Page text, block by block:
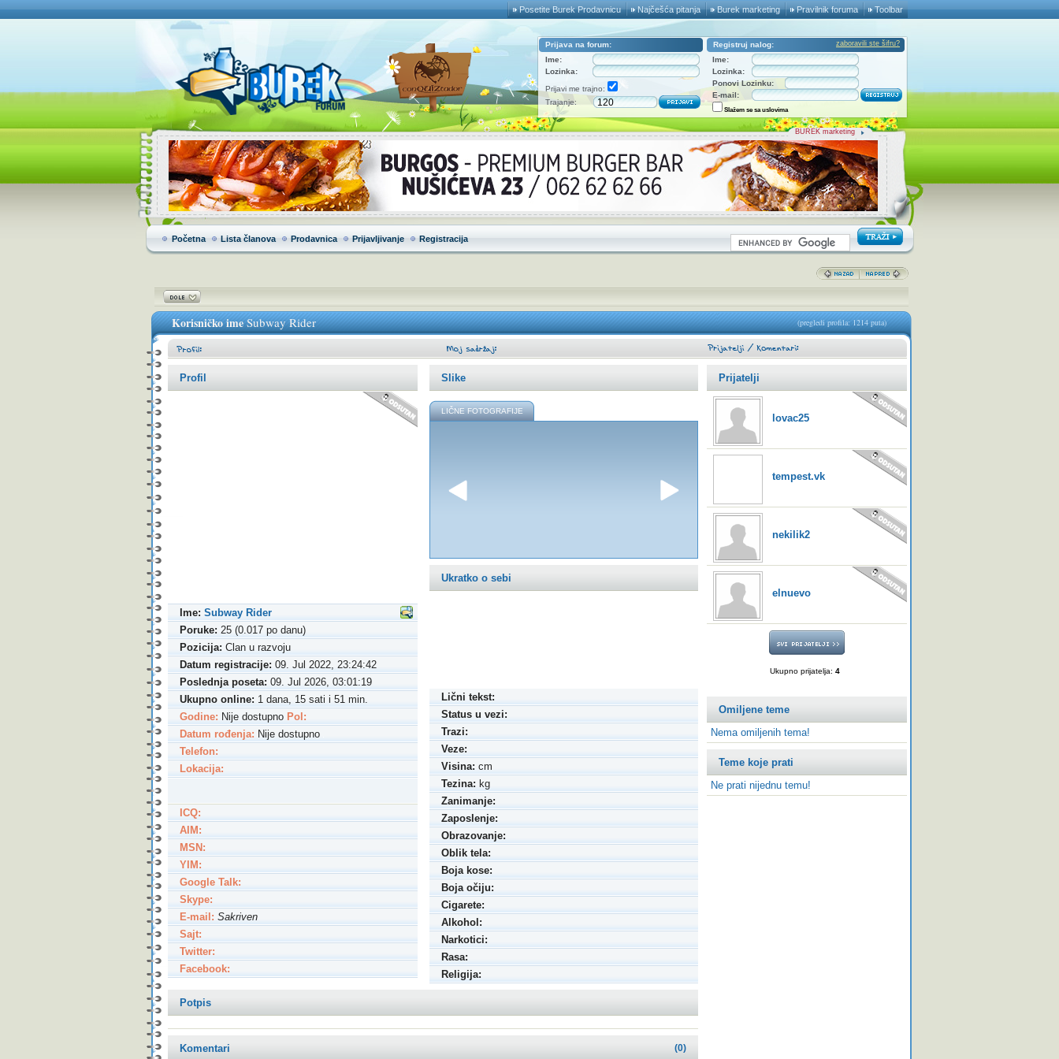
Toolbar
Pravilnik foruma
Burek marketing
Najčešća pitanja
Posetite Burek Prodavnicu
Prijava na forum:
Ime:
Lozinka:
Prijavi me trajno:
Trajanje:
Registruj nalog: zaboravili ste šifru?
Ime:
Lozinka:
Ponovi Lozinku:
E-mail:
Slažem se sa uslovima
BUREK marketing
Početna Lista članova Prodavnica Prijavljivanje Registracija
Korisničko ime Subway Rider (pregledi profila: 1214 puta)
Profil
Ime: Subway Rider
Poruke: 25 (0.017 po danu)
Pozicija: Clan u razvoju
Datum registracije: 09. Jul 2022, 23:24:42
Poslednja poseta: 09. Jul 2026, 03:01:19
Ukupno online: 1 dana, 15 sati i 51 min.
Godine: Nije dostupno Pol:
Datum rođenja: Nije dostupno
Telefon:
Lokacija:
ICQ:
AIM:
MSN:
YIM:
Google Talk:
Skype:
E-mail: Sakriven
Sajt:
Twitter:
Facebook:
Slike
LIČNE FOTOGRAFIJE
Ukratko o sebi
Lični tekst:
Status u vezi:
Trazi:
Veze:
Visina: cm
Tezina: kg
Zanimanje:
Zaposlenje:
Obrazovanje:
Oblik tela:
Boja kose:
Boja očiju:
Cigarete:
Alkohol:
Narkotici:
Rasa:
Religija:
Potpis
Komentari (0)
Prijatelji
lovac25
tempest.vk
nekilik2
elnuevo
Ukupno prijatelja: 4
Omiljene teme
Nema omiljenih tema!
Teme koje prati
Ne prati nijednu temu!